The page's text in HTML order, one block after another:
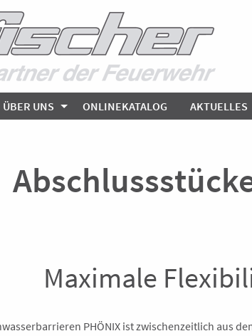
ÜBER UNS ONLINEKATALOG AKTUELLES
Maximale
PHÖNIX ist zwischenzeitlich aus